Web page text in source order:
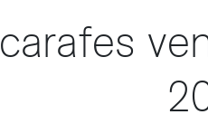
carafes